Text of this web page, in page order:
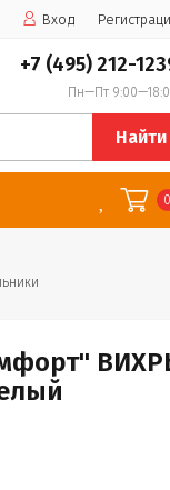
Вход
+7 (495) 212-
Пн—Пт
Найти